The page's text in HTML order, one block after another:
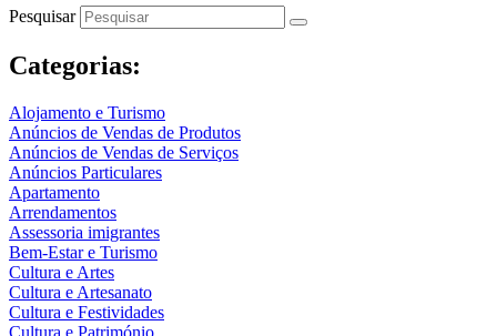
Pesquisar
Categorias:
Alojamento e Turismo
Anúncios de Vendas de Produtos
Anúncios de Vendas de Serviços
Anúncios Particulares
Apartamento
Arrendamentos
Assessoria imigrantes
Bem-Estar e Turismo
Cultura e Artes
Cultura e Artesanato
Cultura e Festividades
Cultura e Património